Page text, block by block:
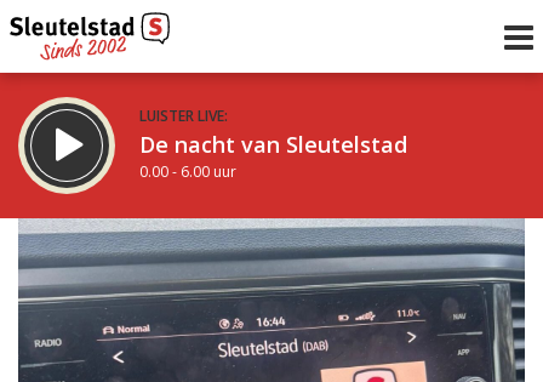
LUISTER LIVE:
De nacht van Sleutelstad
0.00 - 6.00 uur
STRAKS:
De ochtend van Sleutelstad
6.00 - 12.00 uur
Vorig uur
uur 1 van 0 Volgend uur